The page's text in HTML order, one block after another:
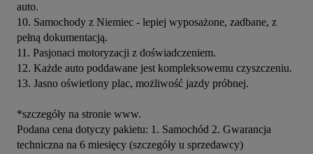
auto.
10. Samochody z Niemiec - lepiej wyposażone, zadbane, z
pełną dokumentacją.
11. Pasjonaci motoryzacji z doświadczeniem.
12. Każde auto poddawane jest kompleksowemu czyszczeniu.
13. Jasno oświetlony plac, możliwość jazdy próbnej.
*szczegóły na stronie www.
Podana cena dotyczy pakietu: 1. Samochód 2. Gwarancja
techniczna na 6 miesięcy (szczegóły u sprzedawcy)